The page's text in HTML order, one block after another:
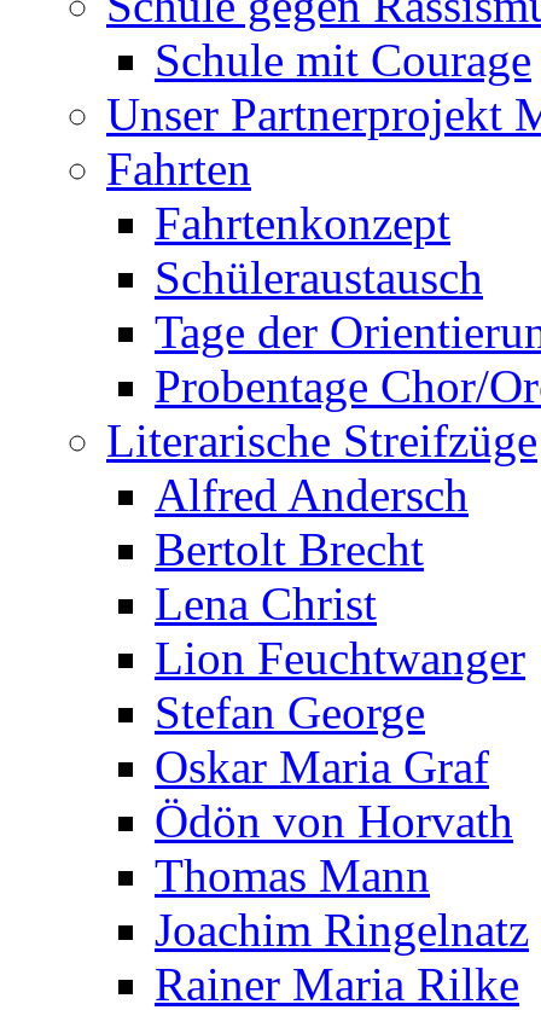
Schule mit Courage
Unser Partnerprojekt
Fahrten
Fahrtenkonzept
Schüleraustausch
Tage der
Probentage Chor/
Literarische Streifzüge
Alfred Andersch
Bertolt Brecht
Lena Christ
Lion Feuchtwanger
Stefan George
Oskar Maria Graf
Ödön von Horvath
Thomas Mann
Joachim Ringelnatz
Rainer Maria Rilke